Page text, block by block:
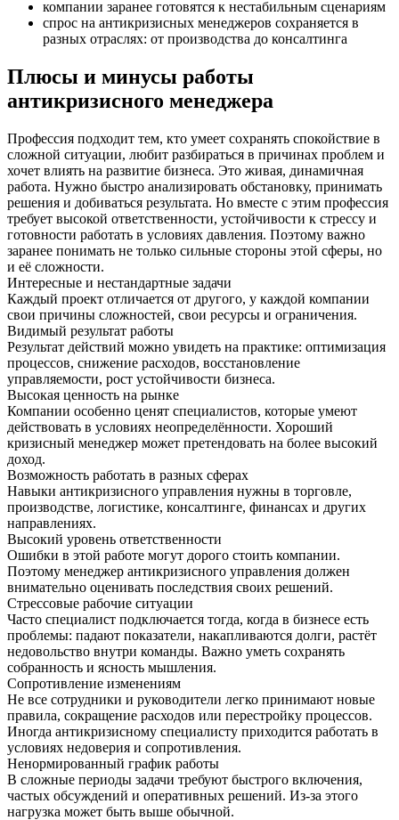
компании заранее готовятся к нестабильным сценариям
спрос на антикризисных менеджеров сохраняется в
разных отраслях: от производства до консалтинга
Плюсы и минусы работы
антикризисного менеджера
Профессия подходит тем, кто умеет сохранять спокойствие в
сложной ситуации, любит разбираться в причинах проблем и
хочет влиять на развитие бизнеса. Это живая, динамичная
работа. Нужно быстро анализировать обстановку, принимать
решения и добиваться результата. Но вместе с этим профессия
требует высокой ответственности, устойчивости к стрессу и
готовности работать в условиях давления. Поэтому важно
заранее понимать не только сильные стороны этой сферы, но
и её сложности.
Интересные и нестандартные задачи
Каждый проект отличается от другого, у каждой компании
свои причины сложностей, свои ресурсы и ограничения.
Видимый результат работы
Результат действий можно увидеть на практике: оптимизация
процессов, снижение расходов, восстановление
управляемости, рост устойчивости бизнеса.
Высокая ценность на рынке
Компании особенно ценят специалистов, которые умеют
действовать в условиях неопределённости. Хороший
кризисный менеджер может претендовать на более высокий
доход.
Возможность работать в разных сферах
Навыки антикризисного управления нужны в торговле,
производстве, логистике, консалтинге, финансах и других
направлениях.
Высокий уровень ответственности
Ошибки в этой работе могут дорого стоить компании.
Поэтому менеджер антикризисного управления должен
внимательно оценивать последствия своих решений.
Стрессовые рабочие ситуации
Часто специалист подключается тогда, когда в бизнесе есть
проблемы: падают показатели, накапливаются долги, растёт
недовольство внутри команды. Важно уметь сохранять
собранность и ясность мышления.
Сопротивление изменениям
Не все сотрудники и руководители легко принимают новые
правила, сокращение расходов или перестройку процессов.
Иногда антикризисному специалисту приходится работать в
условиях недоверия и сопротивления.
Ненормированный график работы
В сложные периоды задачи требуют быстрого включения,
частых обсуждений и оперативных решений. Из-за этого
нагрузка может быть выше обычной.